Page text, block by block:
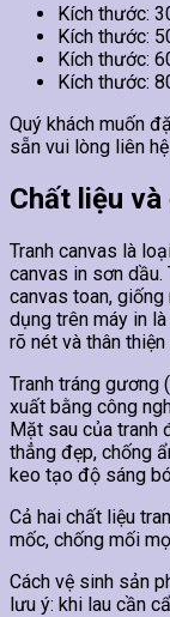
Kích thước:
Kích thước:
Kích thước:
Kích thước:
Quý khách muốn
sẵn vui lòng liên
Chất liệu và
Tranh canvas là
canvas in sơn
canvas toan,
dụng trên máy in
rõ nét và thân
Tranh tráng gương
xuất bằng công
Mặt sau của tranh
thẳng đẹp, chống
keo tạo độ sáng
Cả hai chất liệu
mốc, chống mối
Cách vệ sinh sản
lưu ý: khi lau cần